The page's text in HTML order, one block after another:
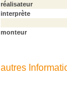
réalisateur
interprète
monteur
autres